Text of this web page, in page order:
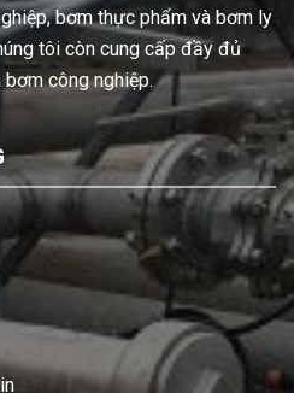
bơm thực phẩm và bơm ly
tôi còn cung cấp đầy đủ
công nghiệp.